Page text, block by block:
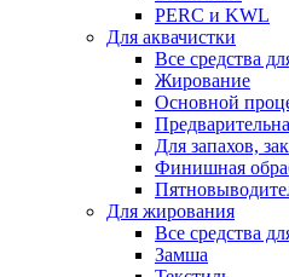
PERC и KWL
Для аквачистки
Все средства
Жирование
Основной
Для запахов,
Финишная
Для жирования
Все средства
Замша